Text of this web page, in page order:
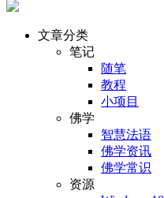
文章分类
笔记
随笔
教程
小项目
佛学
智慧法语
佛学资讯
佛学常识
资源